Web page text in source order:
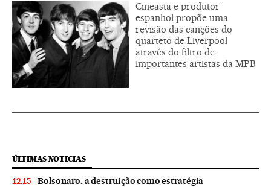
Cineasta e produtor
espanhol propõe uma
revisão das canções do
quarteto de Liverpool
através do filtro de
importantes artistas da MPB
ÚLTIMAS NOTICIAS
12:15 Bolsonaro, a destruição como estratégia